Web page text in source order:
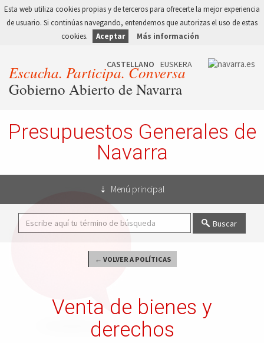
Esta web utiliza cookies propias y de terceros para ofrecerte la mejor experiencia
de usuario. Si continúas navegando, entendemos que autorizas el uso de estas
cookies.
Aceptar Más información
Escucha. Participa. Conversa
Gobierno Abierto de Navarra
Presupuestos Generales de
Navarra
Menú principal
Buscar
← VOLVER A POLÍTICAS
Venta de bienes y
derechos